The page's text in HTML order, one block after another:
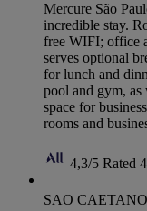
Mercure São
incredible stay.
free WIFI; office
serves optional
for lunch and
pool and gym, as
space for
rooms and
4,3/5 Rated
SAO